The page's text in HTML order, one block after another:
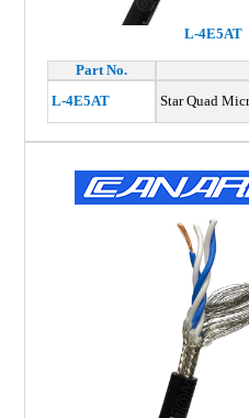
L-4E5AT
Part No.
L-4E5AT
Star Quad